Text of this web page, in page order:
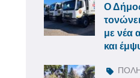
Ο
με νέα
και